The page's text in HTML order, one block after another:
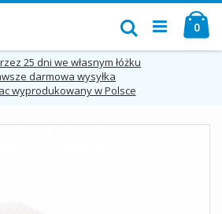
25 dni we własnym łóżku
darmowa wysyłka
wyprodukowany w Polsce
0
Szukaj